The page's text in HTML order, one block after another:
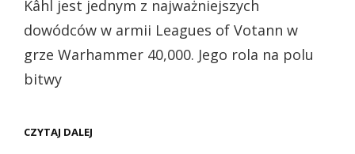
Kâhl jest jednym z najważniejszych
dowódców w armii Leagues of Votann w
grze Warhammer 40,000. Jego rola na polu
bitwy
CZYTAJ DALEJ